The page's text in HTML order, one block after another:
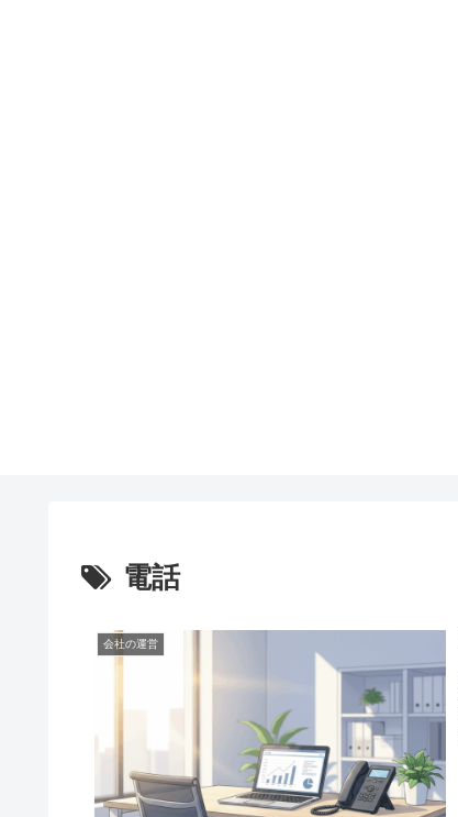
電話
会社の運営